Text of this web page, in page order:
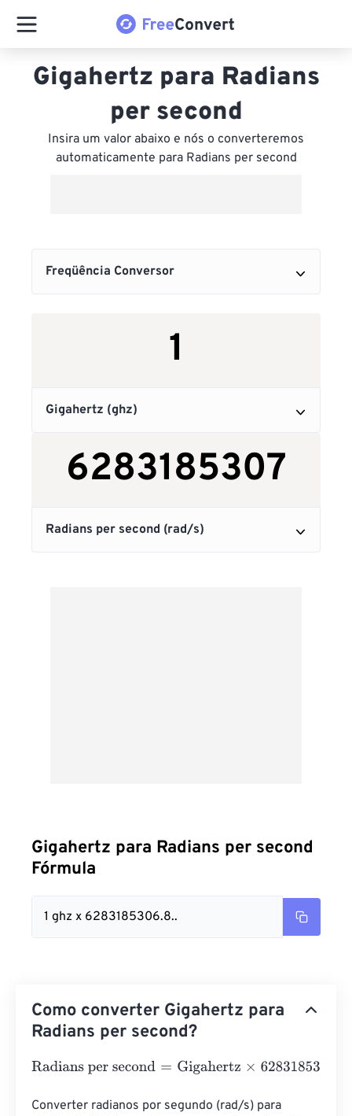
Gigahertz para Radians
per second
Insira um valor abaixo e nós o converteremos
automaticamente para Radians per second
Gigahertz para Radians per second
Fórmula
1 ghz x 6283185306.8..
Como converter Gigahertz para
Radians per second?
Radians per second=Gigahertz×6283185306.8596
Converter radianos por segundo (rad/s) para